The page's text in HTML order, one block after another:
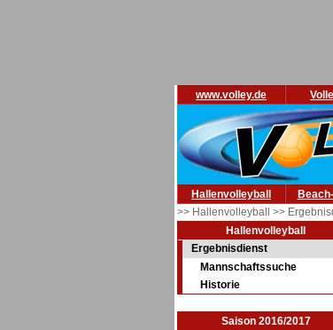
www.volley.de
Hallenvolleyball
>> Hallenvolleyball >>
Hallenvolleyball
Ergebnisdienst
Mannschaftssuche
Historie
Saison 2016/2017